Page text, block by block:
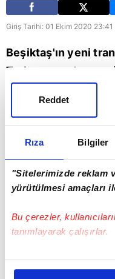
Rıza Bilgiler
"Sitelerimizde reklam
yürütülmesi amaçları
Bu çerezler,
tanımlayarak çalışırlar.
Bu çerezlere izin
Reddet
Giriş Tarihi: 01 Ekim 2020 23:41
Beşiktaş'ın yeni
Trabzonspor'un
İstanbul'a geldi.
Beşiktaş Trabzonspor